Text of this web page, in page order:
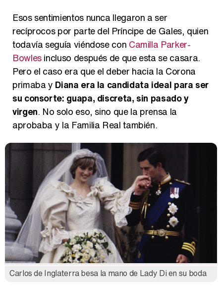
Esos sentimientos nunca llegaron a ser
recíprocos por parte del Príncipe de Gales, quien
todavía seguía viéndose con Camilla Parker-
Bowlesincluso después de que esta se casara.
Pero el caso era que el deber hacia la Corona
primaba y Diana era la candidata ideal para ser
su consorte: guapa, discreta, sin pasado y
virgen. No solo eso, sino que la prensa la
aprobaba y la Familia Real también.
Carlos de Inglaterra besa la mano de Lady Di en su boda